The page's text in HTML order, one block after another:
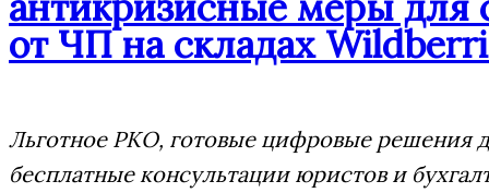
от ЧП на складах
Льготное РКО, готовые цифровые решения
бесплатные консультации юристов и